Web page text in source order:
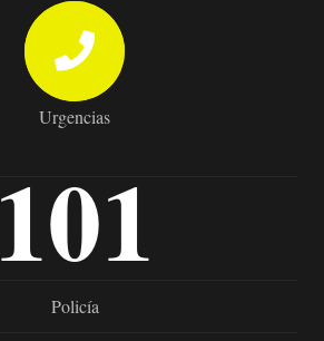
Urgencias
101
Policía